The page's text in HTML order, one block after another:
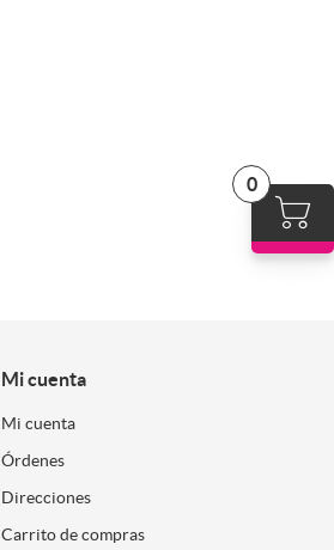
0
Mi cuenta
Mi cuenta
Órdenes
Direcciones
Carrito de compras